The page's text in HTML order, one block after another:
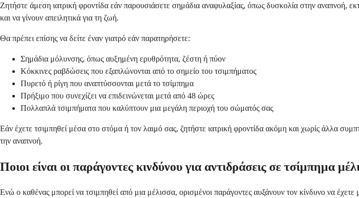
Ζητήστε άμεση ιατρική φροντίδα εάν παρουσιάσετε σημάδια αναφυλαξίας, όπως δυσκολία στην
και να γίνουν απειλητικά για τη ζωή.
Θα πρέπει επίσης να δείτε έναν γιατρό εάν παρατηρήσετε:
Σημάδια μόλυνσης, όπως αυξημένη ερυθρότητα, ζέστη ή πύον
Κόκκινες ραβδώσεις που εξαπλώνονται από το σημείο του τσιμπήματος
Πυρετό ή ρίγη που αναπτύσσονται μετά το τσίμπημα
Πρήξιμο που συνεχίζει να επιδεινώνεται μετά από 48 ώρες
Πολλαπλά τσιμπήματα που καλύπτουν μια μεγάλη περιοχή του σώματός σας
Εάν έχετε τσιμπηθεί μέσα στο στόμα ή τον λαιμό σας, ζητήστε ιατρική φροντίδα ακόμη και χωρίς άλλα
την αναπνοή.
Ποιοι είναι οι παράγοντες κινδύνου για αντιδράσεις σε τσίμπημα
Ενώ ο καθένας μπορεί να τσιμπηθεί από μια μέλισσα, ορισμένοι παράγοντες αυξάνουν τον κίνδυνο να